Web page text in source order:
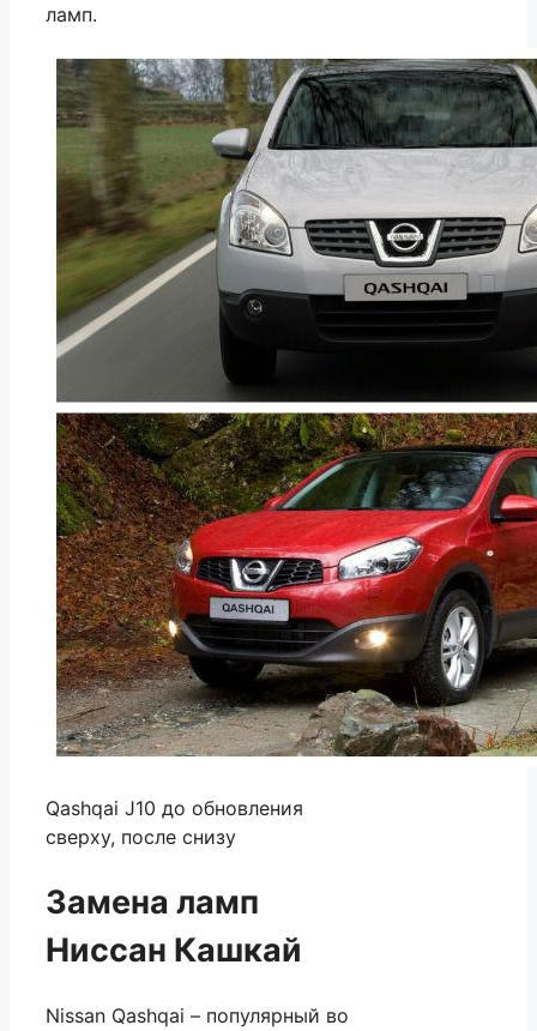
ламп.
Qashqai J10 до обновления
сверху, после снизу
Замена ламп
Ниссан Кашкай
Nissan Qashqai – популярный во